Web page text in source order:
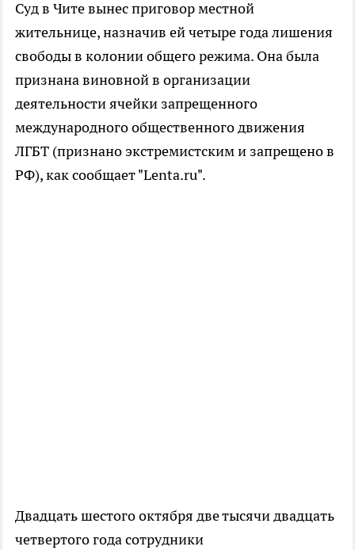
Суд в Чите вынес приговор местной
жительнице, назначив ей четыре года лишения
свободы в колонии общего режима. Она была
признана виновной в организации
деятельности ячейки запрещенного
международного общественного движения
ЛГБТ (признано экстремистским и запрещено в
РФ), как сообщает "Lenta.ru".
Двадцать шестого октября две тысячи двадцать
четвертого года сотрудники